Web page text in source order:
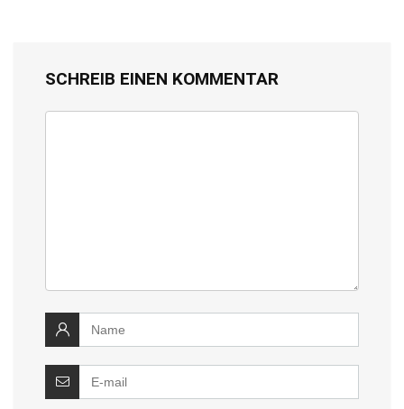
SCHREIB EINEN KOMMENTAR